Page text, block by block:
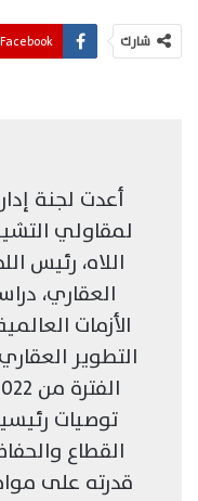
شارك Facebook
أعدت لجنة
لمقاولي
اللاه، رئيس
العقاري،
الأزمات
التطوير
توصيات
القطاع
قدرته على